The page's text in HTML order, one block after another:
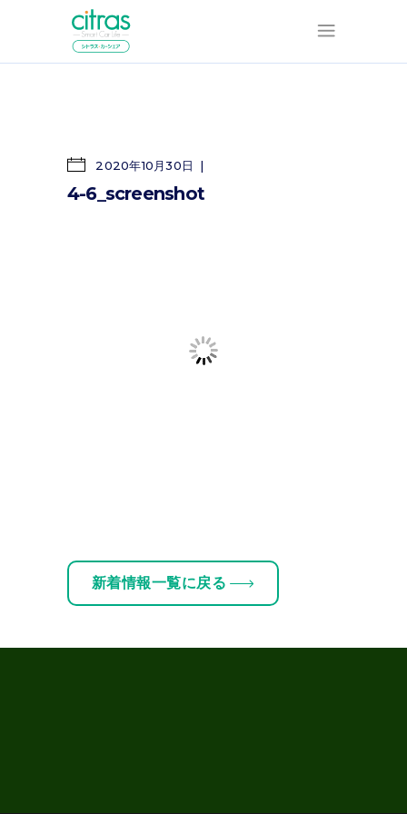
2020年10月30日
4-6_screenshot
新着情報一覧に戻る